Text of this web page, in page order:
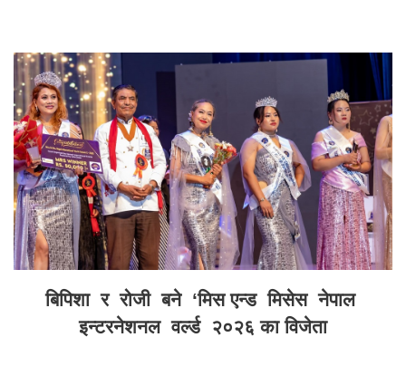
बिपिशा र रोजी बने ‘मिस एन्ड मिसेस नेपाल
इन्टरनेशनल वर्ल्ड २०२६ का विजेता